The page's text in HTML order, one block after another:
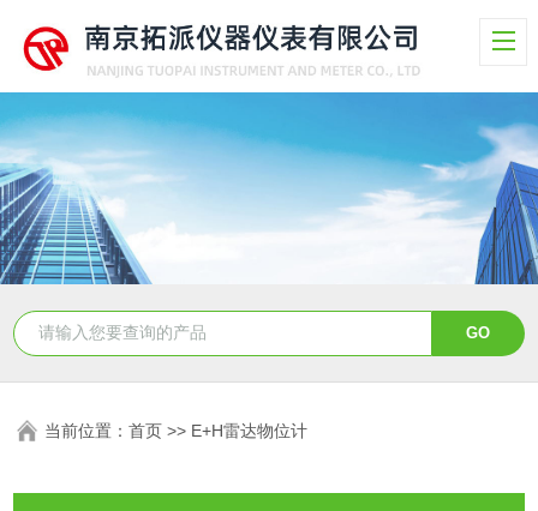
当前位置：首页 >> E+H雷达物位计